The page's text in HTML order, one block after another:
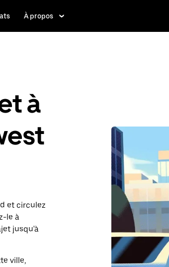
À propos
à
et circulez
le à
jusqu'à
ville,